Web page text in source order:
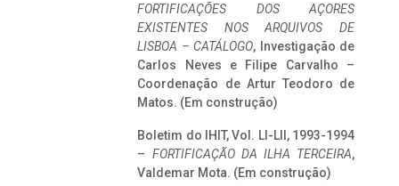
FORTIFICAÇÕES DOS AÇORES
EXISTENTES NOS ARQUIVOS DE
LISBOA – CATÁLOGO, Investigação de
Carlos Neves e Filipe Carvalho –
Coordenação de Artur Teodoro de
Matos. (Em construção)
Boletim do IHIT, Vol. LI-LII, 1993-1994
– FORTIFICAÇÃO DA ILHA TERCEIRA,
Valdemar Mota. (Em construção)